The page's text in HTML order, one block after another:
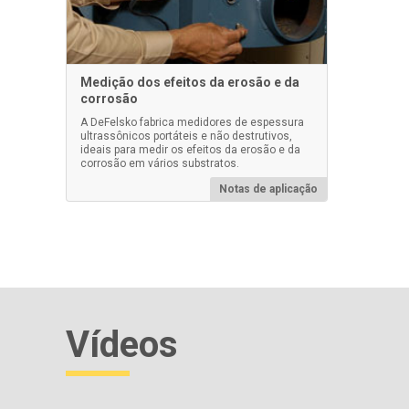
Malas Pelican para kits de
inspeção PosiTector
d'água, completos com uma inserção
de espuma personalizada para segurar
Medição dos efeitos da erosão e da
corrosão
A DeFelsko fabrica medidores de espessura
ultrassônicos portáteis e não destrutivos,
ideais para medir os efeitos da erosão e da
corrosão em vários substratos.
Notas de aplicação
Vídeos